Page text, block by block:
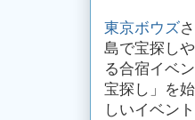
東京ボウズ
島で宝探し
る合宿イベ
宝探し」を
しいイベン